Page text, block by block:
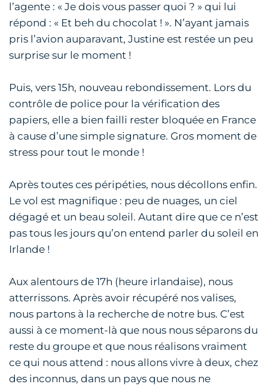
l’agente : « Je dois vous passer quoi ? » qui lui
répond : « Et beh du chocolat ! ». N’ayant jamais
pris l’avion auparavant, Justine est restée un peu
surprise sur le moment !
Puis, vers 15h, nouveau rebondissement. Lors du
contrôle de police pour la vérification des
papiers, elle a bien failli rester bloquée en France
à cause d’une simple signature. Gros moment de
stress pour tout le monde !
Après toutes ces péripéties, nous décollons enfin.
Le vol est magnifique : peu de nuages, un ciel
dégagé et un beau soleil. Autant dire que ce n’est
pas tous les jours qu’on entend parler du soleil en
Irlande !
Aux alentours de 17h (heure irlandaise), nous
atterrissons. Après avoir récupéré nos valises,
nous partons à la recherche de notre bus. C’est
aussi à ce moment-là que nous nous séparons du
reste du groupe et que nous réalisons vraiment
ce qui nous attend : nous allons vivre à deux, chez
des inconnus, dans un pays que nous ne